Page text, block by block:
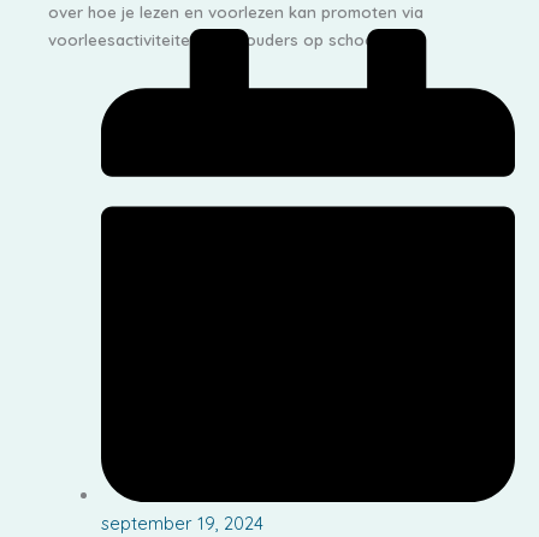
over hoe je lezen en voorlezen kan promoten via
voorleesactiviteiten voor ouders op school
september 19, 2024